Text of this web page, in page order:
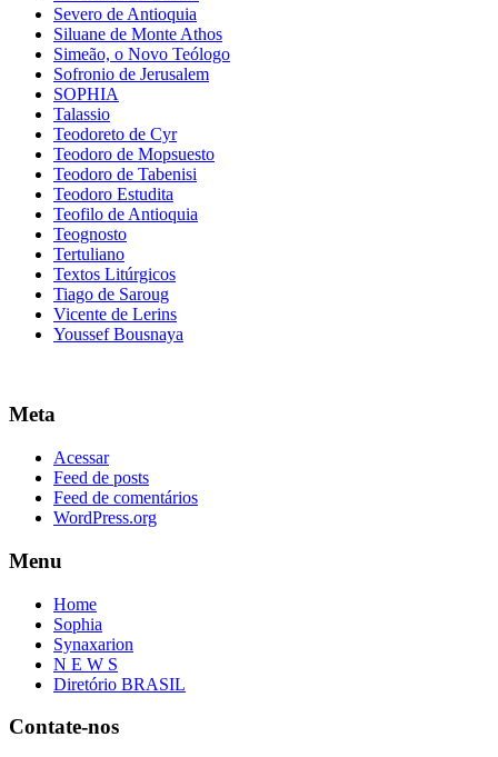
Severo de Antioquia
Siluane de Monte Athos
Simeão, o Novo Teólogo
Sofronio de Jerusalem
SOPHIA
Talassio
Teodoreto de Cyr
Teodoro de Mopsuesto
Teodoro de Tabenisi
Teodoro Estudita
Teofilo de Antioquia
Teognosto
Tertuliano
Textos Litúrgicos
Tiago de Saroug
Vicente de Lerins
Youssef Bousnaya
Meta
Acessar
Feed de posts
Feed de comentários
WordPress.org
Menu
Home
Sophia
Synaxarion
N E W S
Diretório BRASIL
Contate-nos